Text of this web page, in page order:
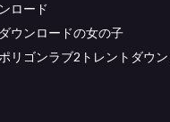
ロード
ウンロードの女の子
リゴンラブ2トレントダウン